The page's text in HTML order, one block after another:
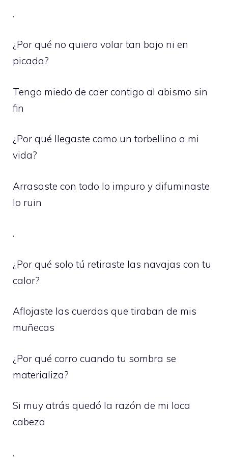
.
¿Por qué no quiero volar tan bajo ni en
picada?
Tengo miedo de caer contigo al abismo sin
fin
¿Por qué llegaste como un torbellino a mi
vida?
Arrasaste con todo lo impuro y difuminaste
lo ruin
.
¿Por qué solo tú retiraste las navajas con tu
calor?
Aflojaste las cuerdas que tiraban de mis
muñecas
¿Por qué corro cuando tu sombra se
materializa?
Si muy atrás quedó la razón de mi loca
cabeza
.